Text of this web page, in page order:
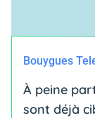
Bouygues
À peine
sont déjà